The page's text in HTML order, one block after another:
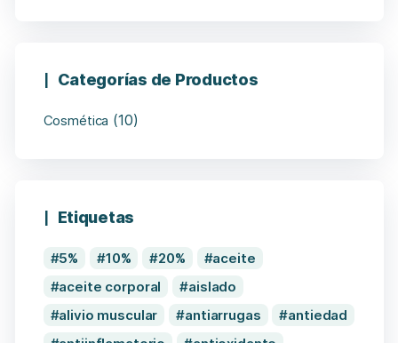
Categorías de Productos
Cosmética (10)
Etiquetas
5% 10% 20%
aceite
aceite corporal
aislado
alivio muscular
antiarrugas
antiedad